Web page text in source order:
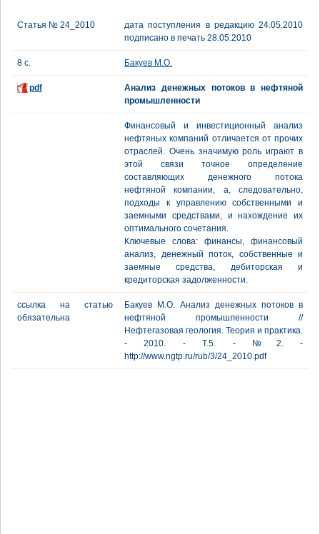
Статья № 24_2010
дата поступления в редакцию 24.05.2010
подписано в печать 28.05.2010
8 с. Бакуев М.О.
pdf
Анализ денежных потоков в нефтяной
промышленности
Финансовый и инвестиционный анализ
нефтяных компаний отличается от прочих
отраслей. Очень значимую роль играют в
этой связи точное определение
составляющих денежного потока
нефтяной компании, а, следовательно,
подходы к управлению собственными и
заемными средствами, и нахождение их
оптимального сочетания.
Ключевые слова: финансы, финансовый
анализ, денежный поток, собственные и
заемные средства, дебиторская и
кредиторская задолженности.
ссылка на статью
обязательна
Бакуев М.О. Анализ денежных потоков в
нефтяной промышленности //
Нефтегазовая геология. Теория и практика.
- 2010. - Т.5. - №2. -
http://www.ngtp.ru/rub/3/24_2010.pdf